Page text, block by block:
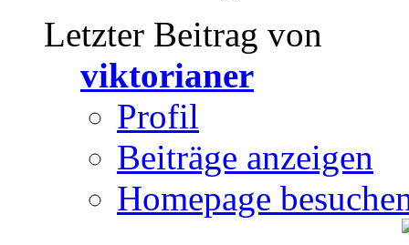
Letzter Beitrag von
viktorianer
Profil
Beiträge anzeigen
Homepage